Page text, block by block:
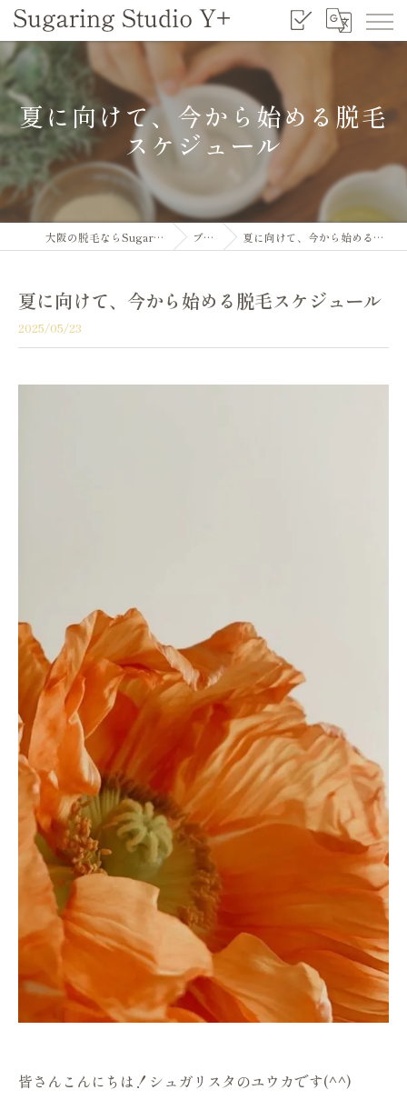
夏に向けて、今から始める脱毛
スケジュール
大阪の脱毛ならSugaring Studio Y+ ブログ 夏に向けて、今から始める脱毛スケジュール
夏に向けて、今から始める脱毛スケジュール
2025/05/23
皆さんこんにちは！シュガリスタのユウカです(^^)